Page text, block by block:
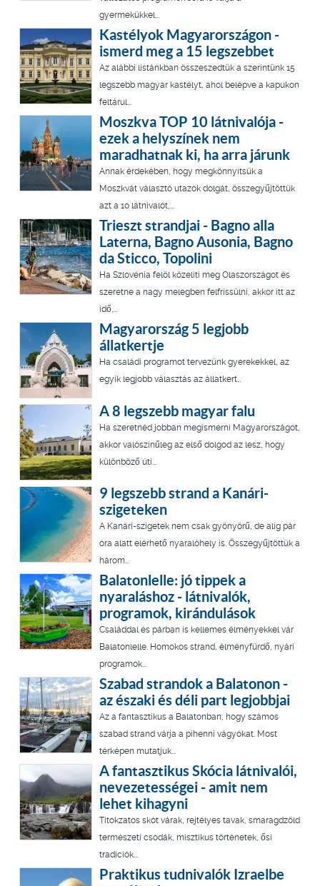
gyermekükkel...
Kastélyok Magyarországon -
ismerd meg a 15 legszebbet
Az alábbi listánkban összeszedtük a szerintünk 15
legszebb magyar kastélyt, ahol belépve a kapukon
feltárul...
Moszkva TOP 10 látnivalója -
ezek a helyszínek nem
maradhatnak ki, ha arra járunk
Annak érdekében, hogy megkönnyítsük a
Moszkvát választó utazók dolgát, összegyűjtöttük
azt a 10 látnivalót,...
Trieszt strandjai - Bagno alla
Laterna, Bagno Ausonia, Bagno
da Sticco, Topolini
Ha Szlovénia felöl közelíti meg Olaszországot és
szeretne a nagy melegben felfrissülni, akkor itt az
idő,...
Magyarország 5 legjobb
állatkertje
Ha családi programot tervezünk gyerekekkel, az
egyik legjobb választás az állatkert…
A 8 legszebb magyar falu
Ha szeretnéd jobban megismerni Magyarországot,
akkor valószínűleg az első dolgod az lesz, hogy
különböző úti...
9 legszebb strand a Kanári-
szigeteken
A Kanári-szigetek nem csak gyönyörű, de alig pár
óra alatt elérhető nyaralóhely is. Összegyűjtöttük a
három...
Balatonlelle: jó tippek a
nyaraláshoz - látnivalók,
programok, kirándulások
Családdal és párban is kellemes élményekkel vár
Balatonlelle. Homokos strand, élményfürdő, nyári
programok...
Szabad strandok a Balatonon -
az északi és déli part legjobbjai
Az a fantasztikus a Balatonban, hogy számos
szabad strand várja a pihenni vágyókat. Most
térképen mutatjuk...
A fantasztikus Skócia látnivalói,
nevezetességei - amit nem
lehet kihagyni
Titokzatos skót várak, rejtélyes tavak, smaragdzöld
természeti csodák, misztikus történetek, ősi
tradíciók...
Praktikus tudnivalók Izraelbe